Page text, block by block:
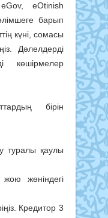
eOtinish
барып
күні, сомасы
Дәлелдерді
көшірмелер
бірін
туралы қаулы
жөніндегі
Кредитор 3